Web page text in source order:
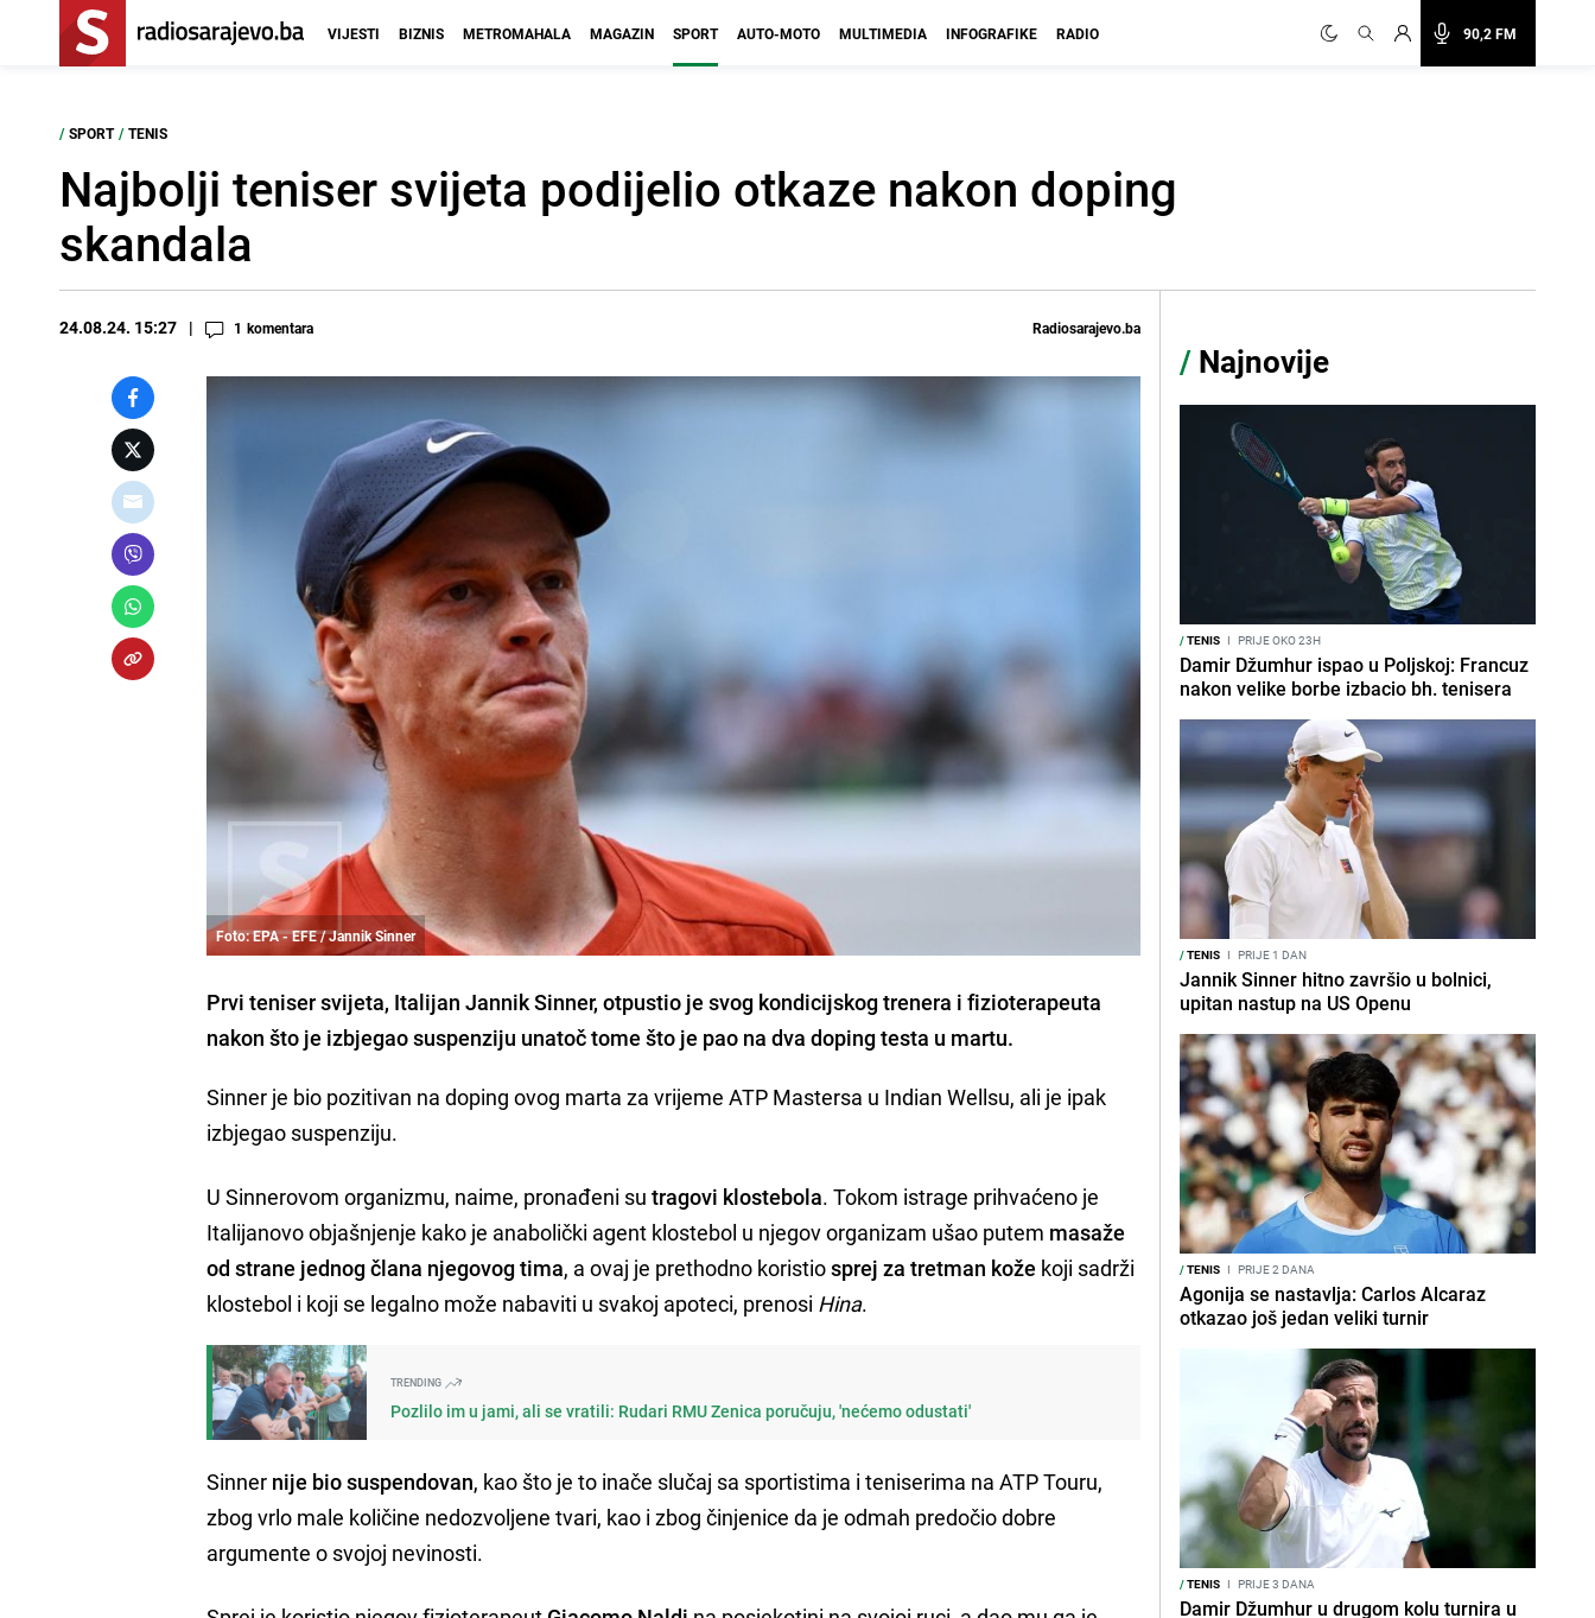
90,2 FM
VIJESTI BIZNIS METROMAHALA MAGAZIN SPORT AUTO-MOTO MULTIMEDIA INFOGRAFIKE RADIO
/ SPORT / TENIS
Najbolji teniser svijeta podijelio otkaze nakon doping
skandala
24.08.24. 15:27 1 komentara Radiosarajevo.ba
Foto: EPA - EFE / Jannik Sinner
Prvi teniser svijeta, Italijan Jannik Sinner, otpustio je svog kondicijskog trenera i fizioterapeuta
nakon što je izbjegao suspenziju unatoč tome što je pao na dva doping testa u martu.
Sinner je bio pozitivan na doping ovog marta za vrijeme ATP Mastersa u Indian Wellsu, ali je ipak
izbjegao suspenziju.
U Sinnerovom organizmu, naime, pronađeni sutragovi klostebola. Tokom istrage prihvaćeno je
Italijanovo objašnjenje kako je anabolički agent klostebol u njegov organizam ušao putem masaže
od strane jednog člana njegovog tima, a ovaj je prethodno koristiosprej za tretman kože koji sadrži
klostebol i koji se legalno može nabaviti u svakoj apoteci, prenosi Hina.
TRENDING
Pozlilo im u jami, ali se vratili: Rudari RMU Zenica poručuju, 'nećemo odustati'
Sinner nije bio suspendovan, kao što je to inače slučaj sa sportistima i teniserima na ATP Touru,
zbog vrlo male količine nedozvoljene tvari, kao i zbog činjenice da je odmah predočio dobre
argumente o svojoj nevinosti.
/ Najnovije
/TENIS I PRIJE OKO 23H
Damir Džumhur ispao u Poljskoj: Francuz
nakon velike borbe izbacio bh. tenisera
/TENIS I PRIJE 1 DAN
Jannik Sinner hitno završio u bolnici,
upitan nastup na US Openu
/TENIS I PRIJE 2 DANA
Agonija se nastavlja: Carlos Alcaraz
otkazao još jedan veliki turnir
/TENIS I PRIJE 3 DANA
Damir Džumhur u drugom kolu turnira u